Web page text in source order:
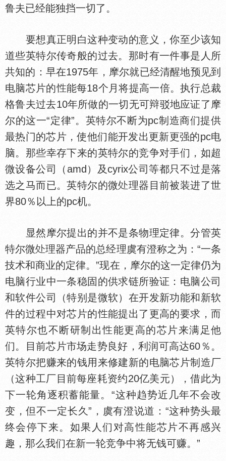
鲁夫已经能独挡一切了。
要想真正明白这种变动的意义，你至少该知
道些英特尔传奇般的过去。那时有一件事是人所
共知的：早在1975年，摩尔就已经清醒地预见到
电脑芯片的
能每18个月将提高一倍。执行总裁
格鲁夫过去10年所做的一切无可辩驳地应证了摩
尔的这一“定律”。英特尔不断为pc制造商们提供
最热门的芯片，使他们能开发出更新更强的pc电
脑。那些幸存下来的英特尔的竞争对手们，如超
微设备公司（amd）及cyrix公司等都只不过是落
选之马而已。英特尔的微
理器目前被装进了世
界80％以上的pc机。
显然摩尔提出的并不是条物理定律。分管英
特尔微
理器产品的总经理虞有澄称之为：“一条
技术和商业的定律。”现在，摩尔的这一定律仍为
电脑行业中一条稳固的供求链所验证：电脑公司
和软件公司（特别是微软）在开发新功能和新软
件的过程中对芯片的
能提出了更高的要求，而
英特尔也不断研制出
能更高的芯片来满足他
们。目前芯片市场走势良好，利润可高达60％。
英特尔把赚来的钱用来修建新的电脑芯片制造厂
（这种工厂目前每座耗资约20亿美元），借此为
下一轮角逐积蓄能量。“这种趋势近几年不会改
变，但不一定长久”，虞有澄说道：“这种势头最
终会停下来。如果人们对高
能芯片不再感兴
趣，那么我们在新一轮竞争中将无钱可赚。”